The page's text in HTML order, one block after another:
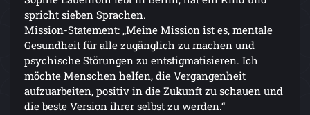
spricht sieben Sprachen.
Mission-Statement: „Meine Mission ist es, mentale
Gesundheit für alle zugänglich zu machen und
psychische Störungen zu entstigmatisieren. Ich
möchte Menschen helfen, die Vergangenheit
aufzuarbeiten, positiv in die Zukunft zu schauen und
die beste Version ihrer selbst zu werden.“